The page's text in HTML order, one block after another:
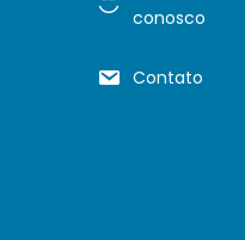
conosco
Contato